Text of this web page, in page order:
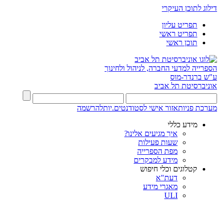
דילוג לתוכן העיקרי
תפריט עליון
תפריט ראשי
תוכן ראשי
הספרייה למדעי החברה, לניהול ולחינוך
ע"ש ברנדר-מוס
אוניברסיטת תל אביב
מערכת פניותאזור אישי לסטודנטים.יותלהרשמה
מידע כללי
איך מגיעים אלינו?
שעות פעילות
מפת הספרייה
מידע למבקרים
קטלוגים וכלי חיפוש
דעת"א
מאגרי מידע
ULI